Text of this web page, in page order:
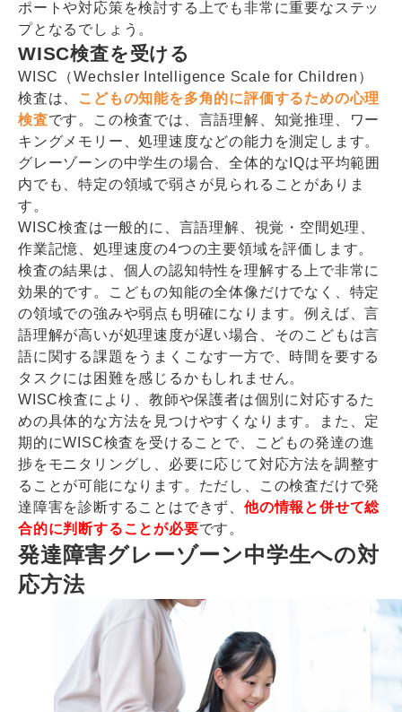
ポートや対応策を検討する上でも非常に重要なステッ
プとなるでしょう。
WISC検査を受ける
WISC（Wechsler Intelligence Scale for Children）
検査は、
こどもの知能を多角的に評価するための心理
検査です。この検査では、言語理解、知覚推理、ワー
キングメモリー、処理速度などの能力を測定します。
グレーゾーンの中学生の場合、全体的なIQは平均範囲
内でも、特定の領域で弱さが見られることがありま
す。
WISC検査は一般的に、言語理解、視覚・空間処理、
作業記憶、処理速度の4つの主要領域を評価します。
検査の結果は、個人の認知特性を理解する上で非常に
効果的です。こどもの知能の全体像だけでなく、特定
の領域での強みや弱点も明確になります。例えば、言
語理解が高いが処理速度が遅い場合、そのこどもは言
語に関する課題をうまくこなす一方で、時間を要する
タスクには困難を感じるかもしれません。
WISC検査により、教師や保護者は個別に対応するた
めの具体的な方法を見つけやすくなります。また、定
期的にWISC検査を受けることで、こどもの発達の進
捗をモニタリングし、必要に応じて対応方法を調整す
ることが可能になります。ただし、この検査だけで発
達障害を診断することはできず、 他の情報と併せて総
合的に判断することが必要です。
発達障害グレーゾーン中学生への対
応方法